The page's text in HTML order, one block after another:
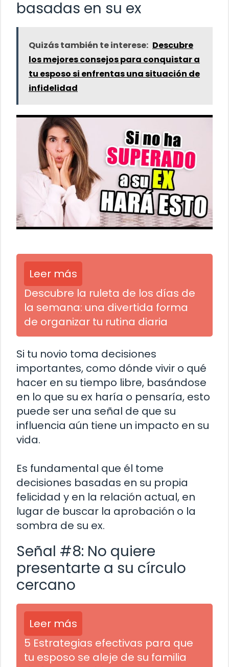
basadas en su ex
Quizás también te interese: Descubre
los mejores consejos para conquistar a
tu esposo si enfrentas una situación de
infidelidad
Leer más
Descubre la ruleta de los días de
la semana: una divertida forma
de organizar tu rutina diaria
Si tu novio toma decisiones
importantes, como dónde vivir o qué
hacer en su tiempo libre, basándose
en lo que su ex haría o pensaría, esto
puede ser una señal de que su
influencia aún tiene un impacto en su
vida.
Es fundamental que él tome
decisiones basadas en su propia
felicidad y en la relación actual, en
lugar de buscar la aprobación o la
sombra de su ex.
Señal #8: No quiere
presentarte a su círculo
cercano
Leer más
5 Estrategias efectivas para que
tu esposo se aleje de su familia